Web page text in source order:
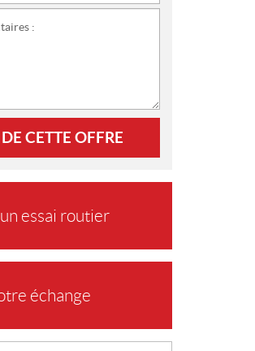
:
CETTE OFFRE
essai routier
échange